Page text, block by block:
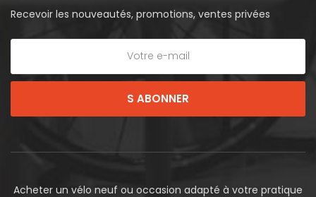
Recevoir les nouveautés, promotions, ventes privées
S ABONNER
Acheter un vélo neuf ou occasion adapté à votre pratique